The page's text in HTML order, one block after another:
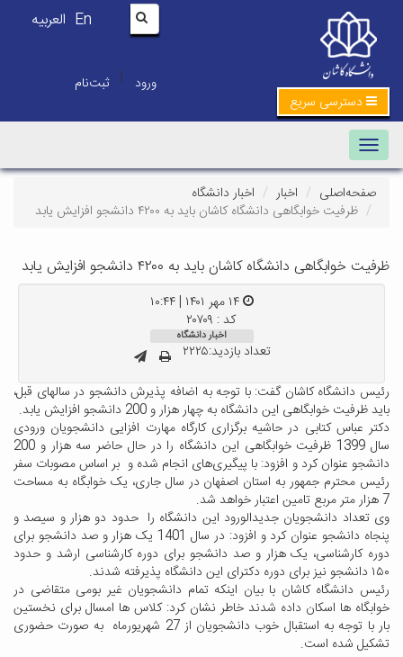
En العربیه
ورود | ثبت‌نام
دسترسی سریع
Toggle navigation
صفحه‌اصلی اخبار
اخبار دانشگاه
ظرفیت خوابگاهی دانشگاه کاشان باید به ۴۲۰۰ دانشجو افزایش یابد
ظرفیت خوابگاهی دانشگاه کاشان باید به ۴۲۰۰ دانشجو افزایش یابد
۱۴ مهر ۱۴۰۱ | ۱۰:۴۴
کد : ۲۰۷۰۹
اخبار دانشگاه
تعداد بازدید:۲۲۲۵
رئیس دانشگاه کاشان گفت: با توجه به اضافه پذیرش دانشجو در سالهای قبل،
باید ظرفیت خوابگاهی این دانشگاه به چهار هزار و 200 دانشجو افزایش یابد.
دکتر عباس کتابی در حاشیه برگزاری کارگاه مهارت افزایی دانشجویان ورودی
سال 1399 ظرفیت خوابگاهی این دانشگاه را در حال حاضر سه هزار و 200
دانشجو عنوان کرد و افزود: با پیگیری‌های انجام شده و بر اساس مصوبات سفر
رئیس محترم جمهور به استان اصفهان در سال جاری، یک خوابگاه به مساحت
7 هزار متر مربع تامین اعتبار خواهد شد.
وی تعداد دانشجویان جدیدالورود این دانشگاه را حدود دو هزار و سیصد و
پنجاه دانشجو عنوان کرد و افزود: در سال 1401 یک هزار و صد دانشجو برای
دوره کارشناسی، یک هزار و صد دانشجو برای دوره کارشناسی ارشد و حدود
۱۵۰ دانشجو نیز برای دوره دکترای این دانشگاه پذیرفته شدند.
رئیس دانشگاه کاشان با بیان اینکه تمام دانشجویان غیر بومی متقاضی در
خوابگاه ها اسکان داده شدند خاطر نشان کرد: کلاس ها امسال برای نخستین
بار با توجه به استقبال خوب دانشجویان از 27 شهریورماه به صورت حضوری
تشکیل شده است.